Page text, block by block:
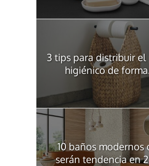
3 tips para distribuir
higiénico de
10 baños modernos
serán tendencia en